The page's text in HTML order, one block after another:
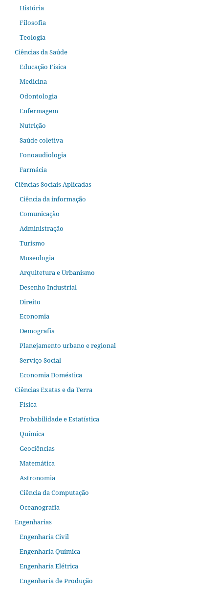
História
Filosofia
Teologia
Ciências da Saúde
Educação Física
Medicina
Odontologia
Enfermagem
Nutrição
Saúde coletiva
Fonoaudiologia
Farmácia
Ciências Sociais Aplicadas
Ciência da informação
Comunicação
Administração
Turismo
Museologia
Arquitetura e Urbanismo
Desenho Industrial
Direito
Economia
Demografia
Planejamento urbano e regional
Serviço Social
Economia Doméstica
Ciências Exatas e da Terra
Física
Probabilidade e Estatística
Química
Geociências
Matemática
Astronomia
Ciência da Computação
Oceanografia
Engenharias
Engenharia Civil
Engenharia Química
Engenharia Elétrica
Engenharia de Produção